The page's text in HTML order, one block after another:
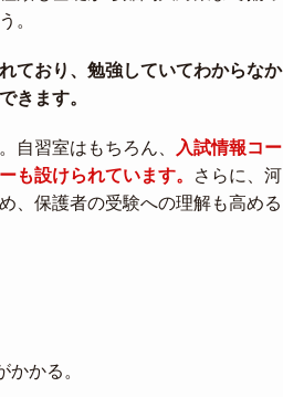
。
ており、勉強していてわからなか
きます。
自習室はもちろん、
入試情報コー
も設けられています。
さらに、河
、保護者の受験への理解も高める
かる。